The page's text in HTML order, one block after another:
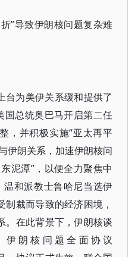
”导致伊朗核问题复杂难
台为美伊关系缓和提供了
国总统奥巴马开启第二任
，并积极实施“亚太再平
伊朗关系，加速伊朗核问
泥潭”，以便全力聚焦中
和派教士鲁哈尼当选伊
裁而导致的经济困境，
。在此背景下，伊朗核谈
伊朗核问题全面协议